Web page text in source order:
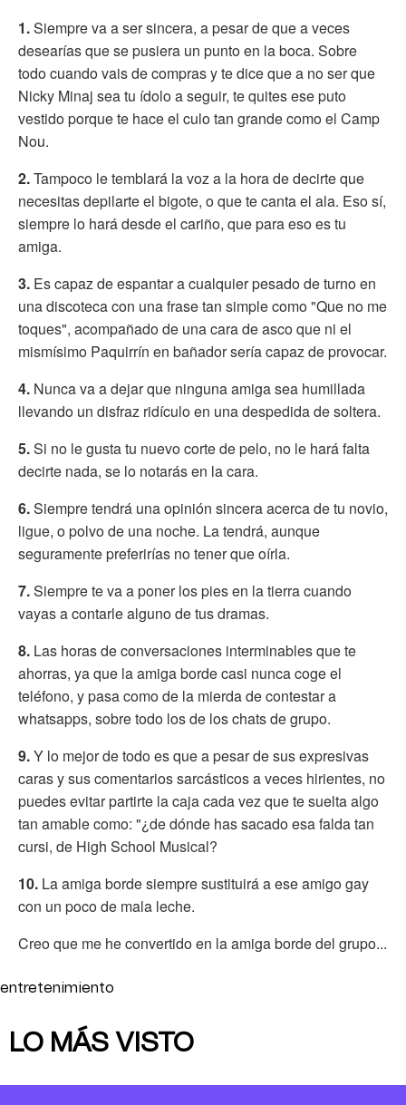
1.Siempre va a ser sincera, a pesar de que a veces
desearías que se pusiera un punto en la boca. Sobre
todo cuando vais de compras y te dice que a no ser que
Nicky Minaj sea tu ídolo a seguir, te quites ese puto
vestido porque te hace el culo tan grande como el Camp
Nou.
2.Tampoco le temblará la voz a la hora de decirte que
necesitas depilarte el bigote, o que te canta el ala. Eso sí,
siempre lo hará desde el cariño, que para eso es tu
amiga.
3. Es capaz de espantar a cualquier pesado de turno en
una discoteca con una frase tan simple como "Que no me
toques", acompañado de una cara de asco que ni el
mismísimo Paquirrín en bañador sería capaz de provocar.
4. Nunca va a dejar que ninguna amiga sea humillada
llevando un disfraz ridículo en una despedida de soltera.
5.Si no le gusta tu nuevo corte de pelo, no le hará falta
decirte nada, se lo notarás en la cara.
6.Siempre tendrá una opinión sincera acerca de tu novio,
ligue, o polvo de una noche. La tendrá, aunque
seguramente preferirías no tener que oírla.
7.Siempre te va a poner los pies en la tierra cuando
vayas a contarle alguno de tus dramas.
8. Las horas de conversaciones interminables que te
ahorras, ya que la amiga borde casi nunca coge el
teléfono, y pasa como de la mierda de contestar a
whatsapps, sobre todo los de los chats de grupo.
9.Y lo mejor de todo es que a pesar de sus expresivas
caras y sus comentarios sarcásticos a veces hirientes, no
puedes evitar partirte la caja cada vez que te suelta algo
tan amable como: "¿de dónde has sacado esa falda tan
cursi, de High School Musical?
10. La amiga borde siempre sustituirá a ese amigo gay
con un poco de mala leche.
Creo que me he convertido en la amiga borde del grupo...
entretenimiento
LO MÁS VISTO